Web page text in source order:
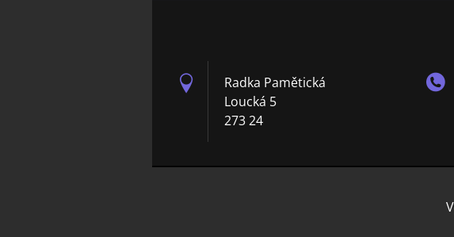
Radka Pamětická
Loucká 5
273 24